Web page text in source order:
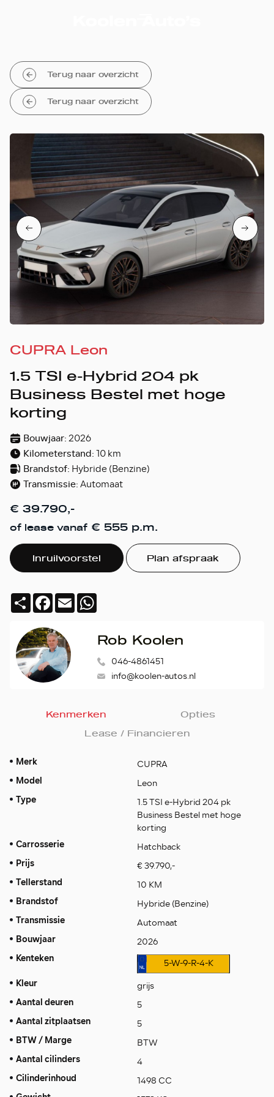
Terug naar overzicht
Terug naar overzicht
CUPRA Leon
1.5 TSI e-Hybrid 204 pk
Business Bestel met hoge
korting
Bouwjaar:2026
Kilometerstand:10 km
Brandstof: Hybride (Benzine)
Transmissie:Automaat
€ 39.790,-
of lease vanaf € 555 p.m.
Inruilvoorstel Plan afspraak
DeelFacebook
Email
Rob Koolen
046-4861451
info@koolen-autos.nl
Kenmerken
Opties
Lease / Financieren
Merk CUPRA
Model Leon
Type
1.5 TSI e-Hybrid 204 pk
Business Bestel met hoge
korting
Carrosserie Hatchback
Prijs € 39.790,-
Tellerstand 10 KM
Brandstof Hybride (Benzine)
Transmissie Automaat
Bouwjaar 2026
Kenteken 5-W-9-R-4-K
Kleur grijs
Aantal deuren 5
Aantal zitplaatsen 5
BTW / Marge BTW
Aantal cilinders 4
Cilinderinhoud 1498 CC